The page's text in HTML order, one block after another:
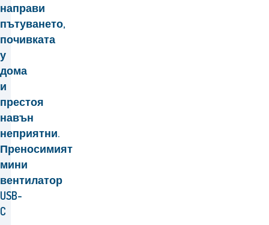
направи
пътуването,
почивката
у
дома
и
престоя
навън
неприятни.
Преносимият
мини
вентилатор
USB-
C